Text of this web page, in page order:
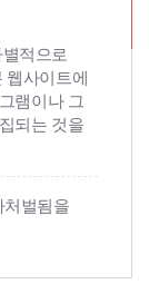
적으로
웹사이트에
램이나 그
되는 것을
처벌됨을